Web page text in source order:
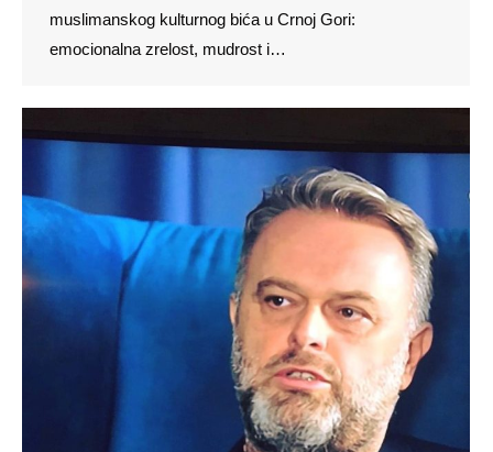
muslimanskog kulturnog bića u Crnoj Gori:
emocionalna zrelost, mudrost i…